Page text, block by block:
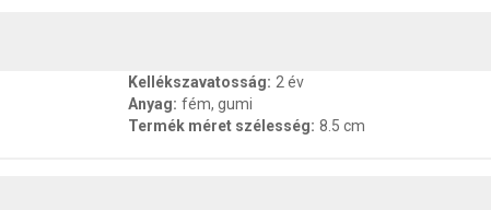
Kellékszavatosság: 2 év
Anyag: fém, gumi
Termék méret szélesség: 8.5 cm